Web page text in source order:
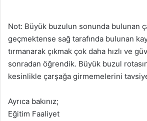
Not: Büyük buzulun sonunda bulunan
geçmektense sağ tarafında bulunan
tırmanarak çıkmak çok daha hızlı ve
sonradan öğrendik. Büyük buzul
kesinlikle çarşağa girmemelerini
Ayrıca bakınız;
Eğitim Faaliyet